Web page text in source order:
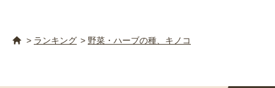
> ランキング > 野菜・ハーブの種、キノコ